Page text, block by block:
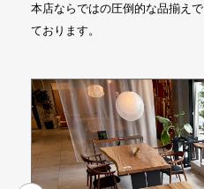
本店ならではの圧倒的な品揃え
ております。